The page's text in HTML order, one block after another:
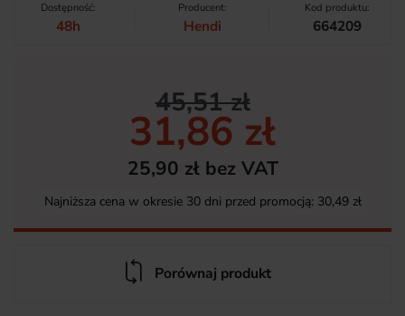
Dostępność:
48h
Producent:
Hendi
Kod produktu:
664209
45,51 zł
31,86 zł
25,90 zł bez VAT
Najniższa cena w okresie 30 dni przed promocją: 30,49 zł
Porównaj produkt